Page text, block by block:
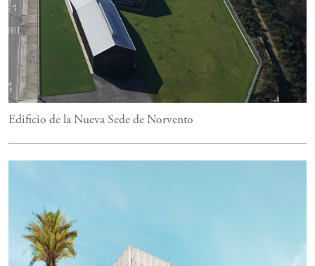
Edificio de la Nueva Sede de Norvento